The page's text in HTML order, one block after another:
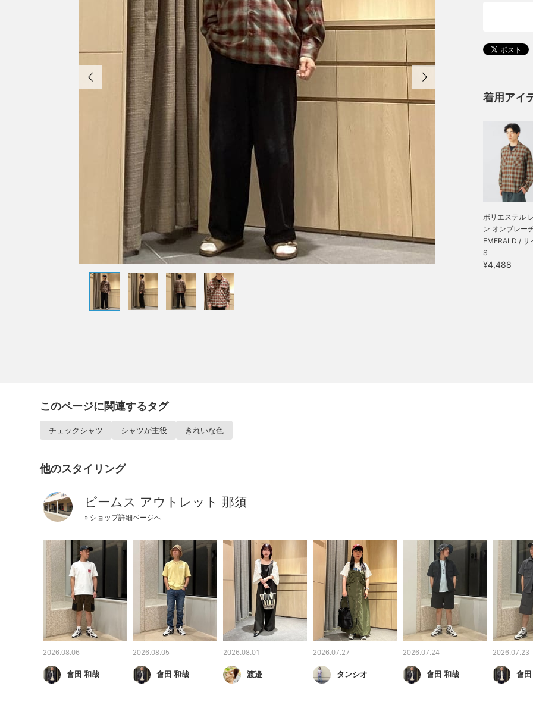
着用アイ
ポリエステル
ン オンブレー
EMERALD / サ
S
¥4,488
このページに関連するタグ
チェックシャツ シャツが主役 きれいな色
他のスタイリング
ビームス アウトレット 那須
» ショップ詳細ページへ
2026.08.06
會田 和哉
2026.08.05
會田 和哉
2026.08.01
渡邉
2026.07.27
タンシオ
2026.07.24
會田 和哉
2026.07.23
會